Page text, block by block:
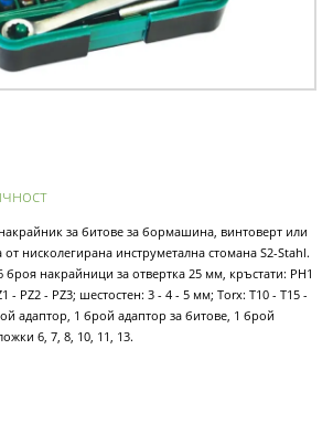
за битове за бормашина, винтоверт или
нисколегирана инструметална стомана S2-Stahl.
накрайници за отвертка 25 мм, кръстати: PH1
- PZ2 - PZ3; шестостен: 3 - 4 - 5 мм; Torx: T10 - T15 -
адаптор, 1 брой адаптор за битове, 1 брой
6, 7, 8, 10, 11, 13.